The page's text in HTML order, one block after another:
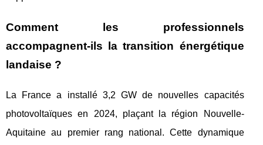
Comment les professionnels
accompagnent-ils la transition énergétique
landaise ?
La France a installé 3,2 GW de nouvelles capacités
photovoltaïques en 2024, plaçant la région Nouvelle-
Aquitaine au premier rang national. Cette dynamique